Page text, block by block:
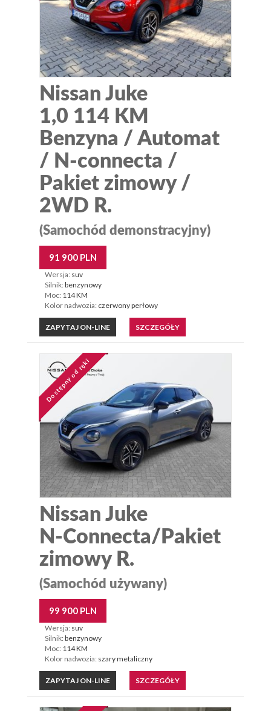
Nissan Juke
1,0 114 KM
Benzyna / Automat
/ N-connecta /
Pakiet zimowy /
2WD R.
(Samochód demonstracyjny)
91 900 PLN
Wersja: suv
Silnik: benzynowy
Moc: 114 KM
Kolor nadwozia: czerwony perłowy
ZAPYTAJ ON-LINE SZCZEGÓŁY
Dostępny od ręki
Nissan Juke
N-Connecta/Pakiet
zimowy R.
(Samochód używany)
99 900 PLN
Wersja: suv
Silnik: benzynowy
Moc: 114 KM
Kolor nadwozia: szary metaliczny
ZAPYTAJ ON-LINE SZCZEGÓŁY